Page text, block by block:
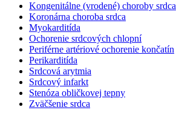
Kongenitálne (vrodené) choroby srdca
Koronárna choroba srdca
Myokarditída
Ochorenie srdcových chlopní
Periférne artériové ochorenie končatín
Perikarditída
Srdcová arytmia
Srdcový infarkt
Stenóza obličkovej tepny
Zväčšenie srdca